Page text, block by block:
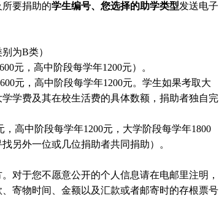
所要捐助的学生编号、您选择的助学类型发送电子
为B类）
元，高中阶段每学年1200元）。
元，高中阶段每学年1200元。 学生如果考取大
学费及其在校生活费的具体数额，捐助者独自完
高中阶段每学年1200元，大学阶段每学年1800
另外一位或几位捐助者共同捐助）。
对于您不愿意公开的个人信息请在电邮里注明，
寄物时间、金额以及汇款或者邮寄时的存根票号